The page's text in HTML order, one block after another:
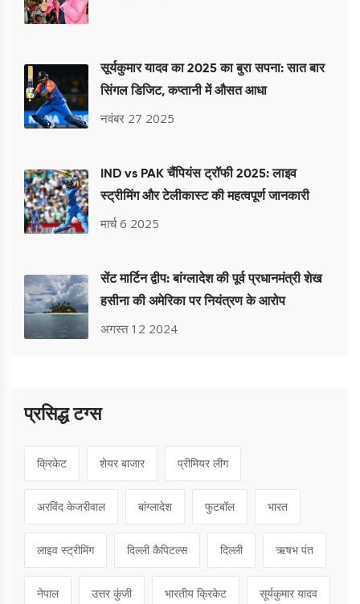
सूर्यकुमार यादव का 2025 का बुरा सपना: सात बार
सिंगल डिजिट, कप्तानी में औसत आधा
नवंबर 27 2025
IND vs PAK चैंपियंस ट्रॉफी 2025: लाइव
स्ट्रीमिंग और टेलीकास्ट की महत्वपूर्ण जानकारी
मार्च 6 2025
सेंट मार्टिन द्वीप: बांग्लादेश की पूर्व प्रधानमंत्री शेख
हसीना की अमेरिका पर नियंत्रण के आरोप
अगस्त 12 2024
प्रसिद्ध टग्स
क्रिकेट शेयर बाजार प्रीमियर लीग
अरविंद केजरीवाल बांग्लादेश फुटबॉल भारत
लाइव स्ट्रीमिंग दिल्ली कैपिटल्स दिल्ली ऋषभ पंत
नेपाल उत्तर कुंजी भारतीय क्रिकेट सूर्यकुमार यादव